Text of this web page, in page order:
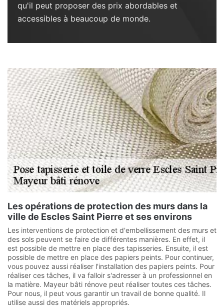
qu'il peut proposer des prix abordables et
accessibles à beaucoup de monde.
Les opérations de protection des murs dans la
ville de Escles Saint Pierre et ses environs
Les interventions de protection et d'embellissement des murs et
des sols peuvent se faire de différentes manières. En effet, il
est possible de mettre en place des tapisseries. Ensuite, il est
possible de mettre en place des papiers peints. Pour continuer,
vous pouvez aussi réaliser l'installation des papiers peints. Pour
réaliser ces tâches, il va falloir s'adresser à un professionnel en
la matière. Mayeur bâti rénove peut réaliser toutes ces tâches.
Pour nous, il peut vous garantir un travail de bonne qualité. Il
utilise aussi des matériels appropriés.